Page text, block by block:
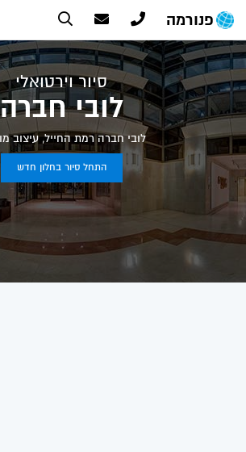
פנורמה
סיור וירטואלי
לובי חברה
לובי חברה רמת החייל, עיצוב
התחל סיור בחלון חדש